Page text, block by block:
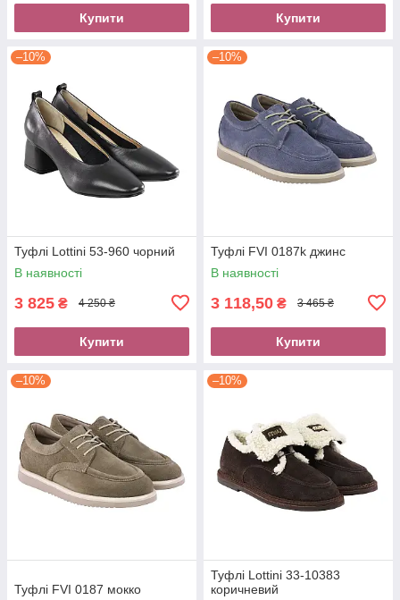
Купити Купити
–10%
Туфлі Lottini 53-960 чорний
В наявності
3 825 ₴ 4 250 ₴
Купити
–10%
Туфлі FVI 0187k джинс
В наявності
3 118,50 ₴ 3 465 ₴
Купити
–10%
Туфлі FVI 0187 мокко
–10%
Туфлі Lottini 33-10383
коричневий